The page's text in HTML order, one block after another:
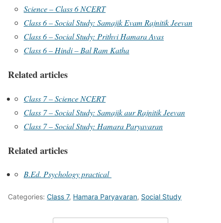
Science – Class 6 NCERT
Class 6 – Social Study: Samajik Evam Rajnitik Jeevan
Class 6 – Social Study: Prithvi Hamara Avas
Class 6 – Hindi – Bal Ram Katha
Related articles
Class 7 – Science NCERT
Class 7 – Social Study: Samajik aur Rajnitik Jeevan
Class 7 – Social Study: Hamara Paryavaran
Related articles
B.Ed. Psychology practical
Categories: Class 7, Hamara Paryavaran, Social Study